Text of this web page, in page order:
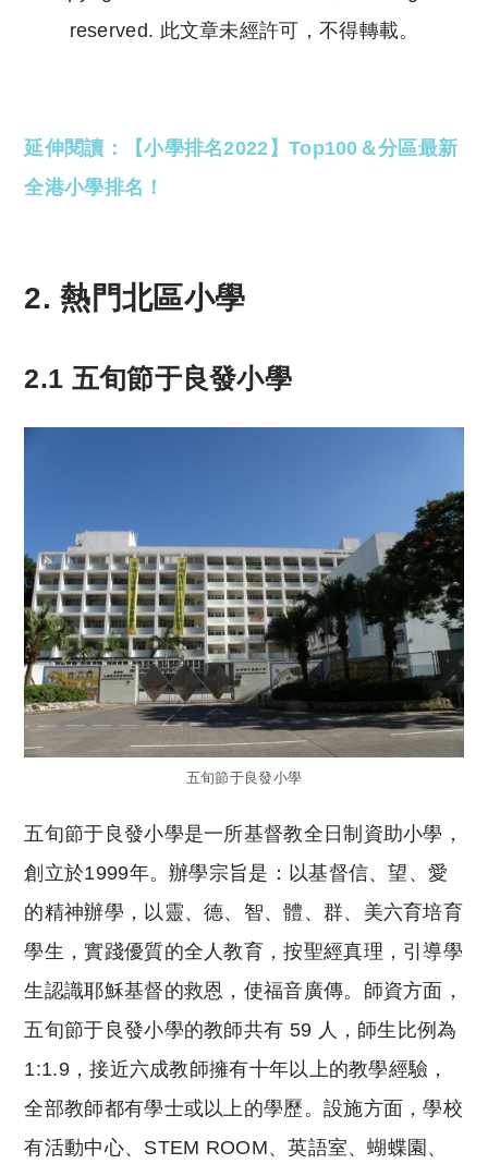
reserved. 此文章未經許可，不得轉載。
延伸閱讀：【小學排名2022】Top100＆分區最新
全港小學排名！
2. 熱門北區小學
2.1 五旬節于良發小學
五旬節于良發小學
五旬節于良發小學是一所基督教全日制資助小學，
創立於1999年。辦學宗旨是：以基督信、望、愛
的精神辦學，以靈、德、智、體、群、美六育培育
學生，實踐優質的全人教育，按聖經真理，引導學
生認識耶穌基督的救恩，使福音廣傳。師資方面，
五旬節于良發小學的教師共有 59 人，師生比例為
1:1.9，接近六成教師擁有十年以上的教學經驗，
全部教師都有學士或以上的學歷。設施方面，學校
有活動中心、STEM ROOM、英語室、蝴蝶園、